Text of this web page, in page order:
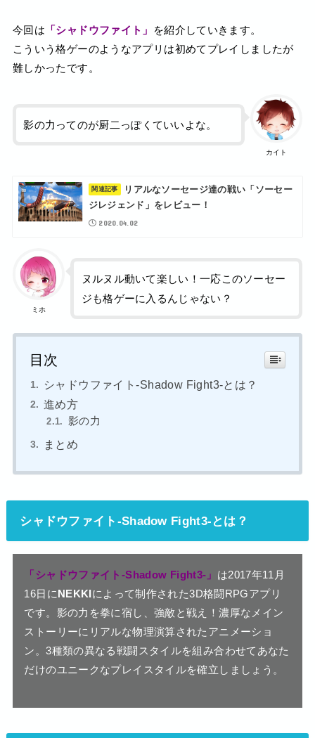
今回は 「シャドウファイト」
を紹介していきます。
こういう格ゲーのようなアプリは初めてプレイしましたが
難しかったです。
カイト
影の力ってのが厨二っぽくていいよな。
リアルなソーセージ達の戦い「ソーセー
ジレジェンド」をレビュー！
2020.04.02
ミホ
ヌルヌル動いて楽しい！一応このソーセー
ジも格ゲーに入るんじゃない？
目次
シャドウファイト-Shadow Fight3-とは？
進め方
影の力
まとめ
シャドウファイト-Shadow Fight3-とは？
「シャドウファイト-Shadow Fight3-」 は2017年11月
16日にNEKKIによって制作された3D格闘RPGアプリ
です。影の力を拳に宿し、強敵と戦え！濃厚なメイン
ストーリーにリアルな物理演算されたアニメーショ
ン。3種類の異なる戦闘スタイルを組み合わせてあなた
だけのユニークなプレイスタイルを確立しましょう。